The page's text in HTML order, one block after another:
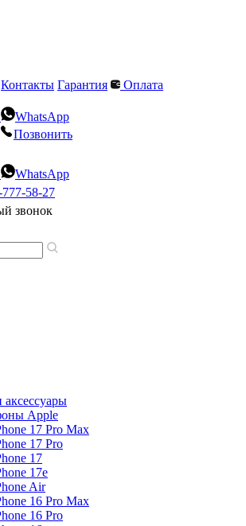
Контакты Гарантия
Оплата
WhatsApp
Позвонить
WhatsApp
58-27
звонок
Apple
17 Pro Max
17 Pro
17
17e
Air
16 Pro Max
16 Pro